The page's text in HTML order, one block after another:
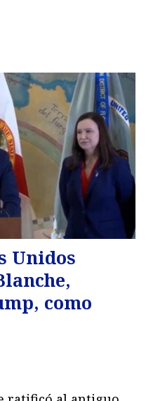
Unidos
como